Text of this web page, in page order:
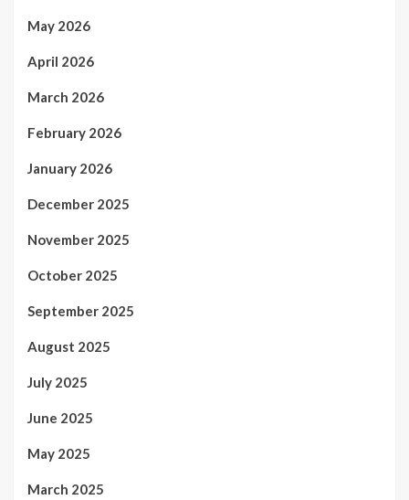
May 2026
April 2026
March 2026
February 2026
January 2026
December 2025
November 2025
October 2025
September 2025
August 2025
July 2025
June 2025
May 2025
March 2025